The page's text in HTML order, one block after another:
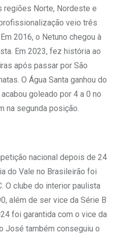
regiões Norte, Nordeste e
veio três
2016, o Netuno chegou à
Em 2023, fez história ao
após passar por São
O Água Santa ganhou do
goleado por 4 a 0 no
na segunda posição.
nacional depois de 24
do Vale no Brasileirão foi
O clube do interior paulista
além de ser vice da Série B
foi garantida com o vice da
José também conseguiu o